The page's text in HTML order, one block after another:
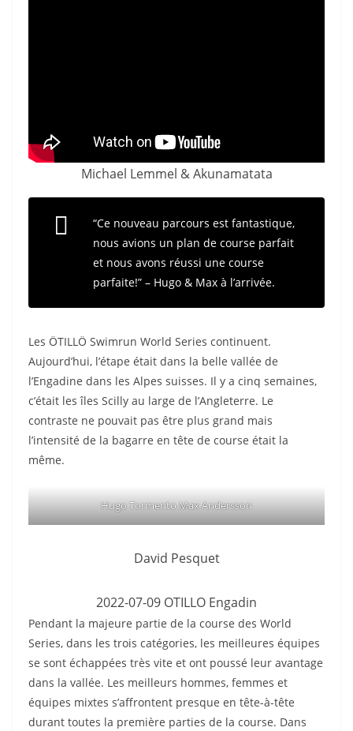
Michael Lemmel & Akunamatata
“Ce nouveau parcours est fantastique,
nous avions un plan de course parfait
et nous avons réussi une course
parfaite!” – Hugo & Max à l’arrivée.
Les ÖTILLÖ Swimrun World Series continuent.
Aujourd’hui, l’étape était dans la belle vallée de
l’Engadine dans les Alpes suisses. Il y a cinq semaines,
c’était les îles Scilly au large de l’Angleterre. Le
contraste ne pouvait pas être plus grand mais
l’intensité de la bagarre en tête de course était la
même.
Hugo Tormento Max Andersson
David Pesquet
2022-07-09 OTILLO Engadin
Pendant la majeure partie de la course des World
Series, dans les trois catégories, les meilleures équipes
se sont échappées très vite et ont poussé leur avantage
dans la vallée. Les meilleurs hommes, femmes et
équipes mixtes s’affrontent presque en tête-à-tête
durant toutes la première parties de la course. Dans